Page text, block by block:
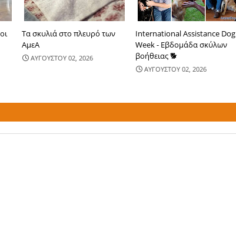
Τα σκυλιά στο πλευρό των
ΑμεΑ
ΑΥΓΟΥΣΤΟΥ 02, 2026
International Assistance Dog
Week - Εβδομάδα σκύλων
βοήθειας 🐕
ΑΥΓΟΥΣΤΟΥ 02, 2026